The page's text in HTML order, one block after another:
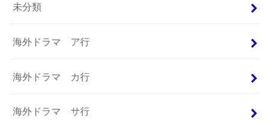
未分類
海外ドラマ ア行
海外ドラマ カ行
海外ドラマ サ行